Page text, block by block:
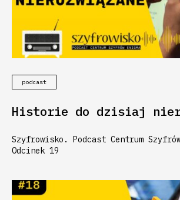
podcast
Historie do dzisiaj
Szyfrowisko. Podcast Centrum
Odcinek 19